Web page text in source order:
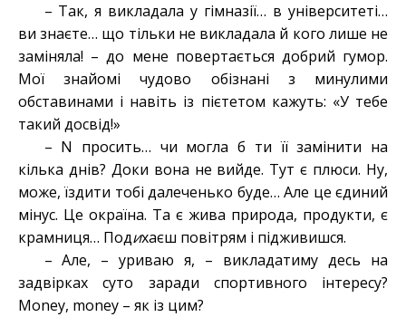
– Так, я викладала у гімназії… в університеті…
ви знаєте… що тільки не викладала й кого лише не
заміняла! – до мене повертається добрий гумор.
Мої знайомі чудово обізнані з минулими
обставинами і навіть із пієтетом кажуть: «У тебе
такий досвід!»
– N просить… чи могла б ти її замінити на
кілька днів? Доки вона не вийде. Тут є плюси. Ну,
може, їздити тобі далеченько буде… Але це єдиний
мінус. Це окраїна. Та є жива природа, продукти, є
крамниця… Подихаєш повітрям і підживишся.
– Але, – уриваю я, – викладатиму десь на
задвірках суто заради спортивного інтересу?
Money, money – як із цим?